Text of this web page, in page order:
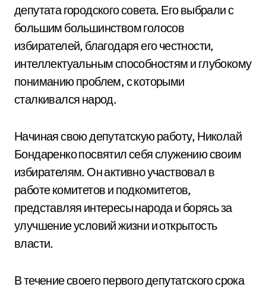
депутата городского совета. Его выбрали с
большим большинством голосов
избирателей, благодаря его честности,
интеллектуальным способностям и глубокому
пониманию проблем, с которыми
сталкивался народ.
Начиная свою депутатскую работу, Николай
Бондаренко посвятил себя служению своим
избирателям. Он активно участвовал в
работе комитетов и подкомитетов,
представляя интересы народа и борясь за
улучшение условий жизни и открытость
власти.
В течение своего первого депутатского срока